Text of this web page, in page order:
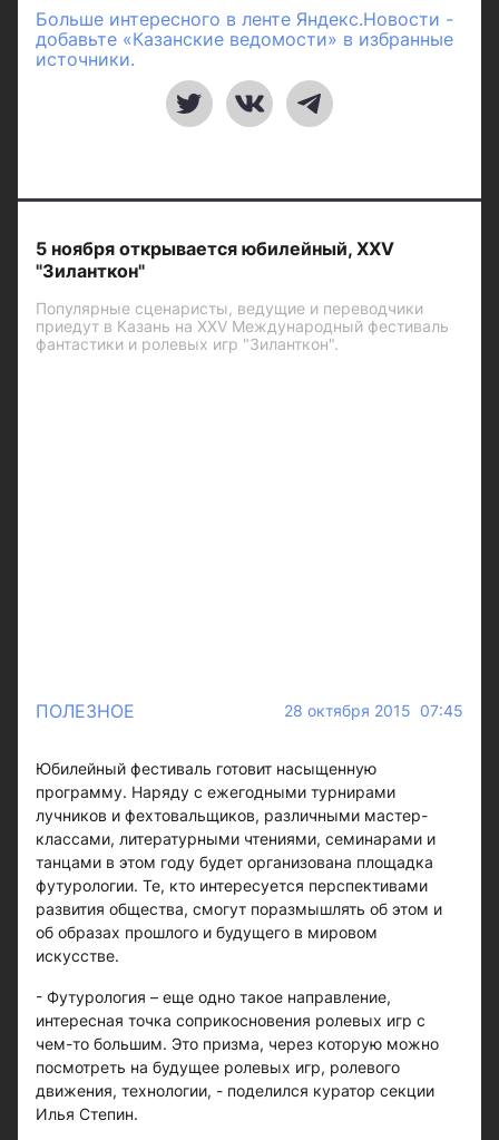
Больше интересного в ленте Яндекс.Новости -
добавьте «Казанские ведомости» в избранные
источники.
5 ноября открывается юбилейный, XXV
"Зиланткон"
Популярные сценаристы, ведущие и переводчики
приедут в Казань на XXV Международный фестиваль
фантастики и ролевых игр "Зиланткон".
ПОЛЕЗНОЕ 28 октября 2015 07:45
Юбилейный фестиваль готовит насыщенную
программу. Наряду с ежегодными турнирами
лучников и фехтовальщиков, различными мастер-
классами, литературными чтениями, семинарами и
танцами в этом году будет организована площадка
футурологии. Те, кто интересуется перспективами
развития общества, смогут поразмышлять об этом и
об образах прошлого и будущего в мировом
искусстве.
- Футурология – еще одно такое направление,
интересная точка соприкосновения ролевых игр с
чем-то большим. Это призма, через которую можно
посмотреть на будущее ролевых игр, ролевого
движения, технологии, - поделился куратор секции
Илья Степин.